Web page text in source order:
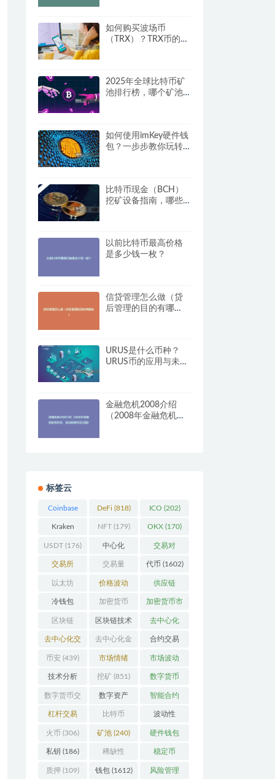
如何购买波场币
（TRX）？TRX币的交
2025年全球比特币矿
池排行榜，哪个矿池
如何使用imKey硬件钱
包？一步步教你玩转
比特币现金（BCH）
挖矿设备指南，哪些
以前比特币最高价格
是多少钱一枚？
信贷管理怎么做（贷
后管理的目的有哪
URUS是什么币种？
URUS币的应用与未来
金融危机2008介绍
（2008年金融危机的
标签云
Coinbase
(206)
DeFi (818) ICO (202)
Kraken
(104)
NFT(179) OKX (170)
USDT (176) 中心化
(3923)
交易对
(359)
交易所
(2164)
交易量
(246)
代币 (1602)
以太坊
(742)
价格波动
(630)
供应链
(118)
冷钱包
(175)
加密货币
(5442)
加密货币市
场(701)
区块链
(4599)
区块链技术
(528)
去中心化
(4087)
去中心化交
易所 (196)
去中心化金
融(111)
合约交易
(182)
币安 (439) 市场情绪
(337)
市场波动
(279)
技术分析
(148)
挖矿 (851) 数字货币
(8679)
数字货币交
易(150)
数字资产
(286)
智能合约
(532)
杠杆交易
(231)
比特币
(2378)
波动性
(352)
火币 (306) 矿池 (240) 硬件钱包
(170)
私钥 (186) 稀缺性
(193)
稳定币
(113)
质押 (109) 钱包(1612) 风险管理